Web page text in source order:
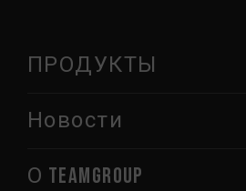
ПРОДУКТЫ
Новости
О TEAMGROUP